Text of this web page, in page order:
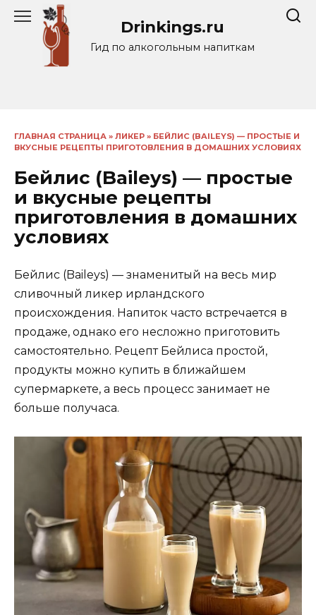
Перейти
содержанию
Drinkings.ru
Гид по алкогольным напиткам
ГЛАВНАЯ СТРАНИЦА » ЛИКЕР » БЕЙЛИС (BAILEYS) — ПРОСТЫЕ И
ВКУСНЫЕ РЕЦЕПТЫ ПРИГОТОВЛЕНИЯ В ДОМАШНИХ УСЛОВИЯХ
Бейлис (Baileys) — простые
и вкусные рецепты
приготовления в домашних
условиях
Бейлис (Baileys) — знаменитый на весь мир
сливочный ликер ирландского
происхождения. Напиток часто встречается в
продаже, однако его несложно приготовить
самостоятельно. Рецепт Бейлиса простой,
продукты можно купить в ближайшем
супермаркете, а весь процесс занимает не
больше получаса.